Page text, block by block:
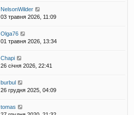
NelsonWilder
03 травня 2026, 11:09
Olga76
01 травня 2026, 13:34
Chapi
26 січня 2026, 22:41
burbul
26 грудня 2025, 04:09
tomas